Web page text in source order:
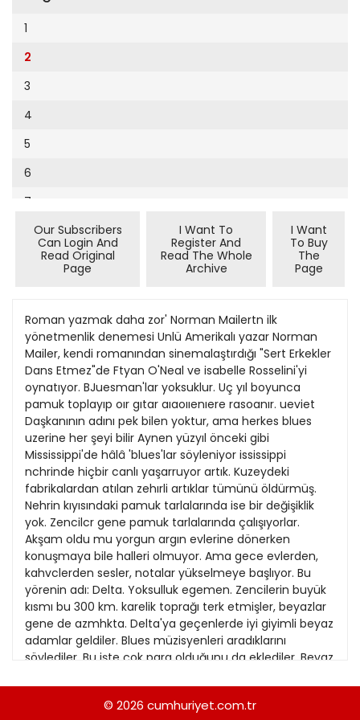
Cumhuriyet Sağlıklı Beslenme
Cumhuriyet Sokak
Cumhuriyet Spor
Cumhuriyet Strateji
Cumhuriyet Tarım
Cumhuriyet Yılbaşı
Çerçeve Eki
Dergi Eki
Ekonomi Eki
Evleniyoruz
Güney Dogu
Kitap Eki
Özel Ekler
Özel Okullar
Sevgililer Günü
Siyaset Eki
Sürdürülebilir yaşam
Turizm Eki
Yerel Yönetimler
1
2
3
4
5
6
7
11
12
13
14
15
16
17
18
19
20
21
22
23
Our Subscribers
Can Login And
Read Original
Page
I Want To
Register And
Read The Whole
Archive
I Want
To Buy
The
Page
Roman yazmak daha zor' Norman Mailertn ilk
yönetmenlik denemesi Unlü Amerikalı yazar Norman
Mailer, kendi romanından sinemalaştırdığı "Sert Erkekler
Dans Etmez"de Ftyan O'Neal ve isabelle Rosselini'yi
oynatıyor. BJuesman'lar yoksuklur. Uç yıl boyunca
pamuk toplayıp oır gıtar aıaoııenıere rasoanır. ueviet
Daşkanının adını pek bilen yoktur, ama herkes blues
uzerine her şeyi bilir Aynen yüzyıl önceki gibi
Mississippi'de hâlâ 'blues'lar söyleniyor ississippi
nchrinde hiçbir canlı yaşarruyor artık. Kuzeydeki
fabrikalardan atılan zehırli artıklar tümünü öldürmüş.
Nehrin kıyısındaki pamuk tarlalarında ise bir değişiklik
yok. Zencilcr gene pamuk tarlalarında çalışıyorlar.
Akşam oldu mu yorgun argın evlerine dönerken
konuşmaya bile halleri olmuyor. Ama gece evlerden,
kahvclerden sesler, notalar yükselmeye başlıyor. Bu
yörenin adı: Delta. Yoksulluk egemen. Zencilerin buyük
kısmı bu 300 km. karelik toprağı terk etmişler, beyazlar
gene de azmhkta. Delta'ya geçenlerde iyi giyimli beyaz
adamlar geldiler. Blues müzisyenleri aradıklarını
söylediler. Bu işte çok para olduğunu da eklediler. Beyaz
dendi arkalanndan. "Bu yeni bir öykii degil. New York'a
gidenler oldu. Pek çogu da orada kaldı. Ama geri
© 2026 cumhuriyet.com.tr